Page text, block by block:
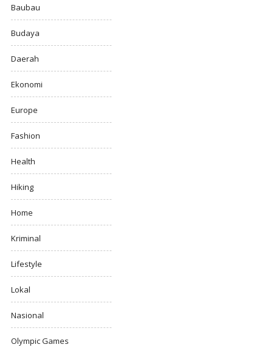
Baubau
Budaya
Daerah
Ekonomi
Europe
Fashion
Health
Hiking
Home
Kriminal
Lifestyle
Lokal
Nasional
Olympic Games